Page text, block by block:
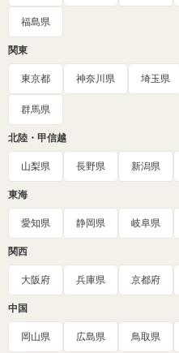
福島県
関東
東京都 神奈川県 埼玉県
群馬県
北陸・甲信越
山梨県 長野県 新潟県
東海
愛知県 静岡県 岐阜県
関西
大阪府 兵庫県 京都府
中国
岡山県 広島県 鳥取県